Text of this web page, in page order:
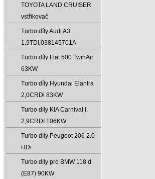
TOYOTA LAND CRUISER
vstřikovač
Turbo díly Audi A3
1.9TDI‚038145701A
Turbo díly Fiat 500 TwinAir
63KW
Turbo díly Hyundai Elantra
2‚0CRDi 83KW
Turbo díly KIA Carnival I.
2‚9CRDI 106KW
Turbo díly Peugeot 206 2.0
HDi
Turbo díly pro BMW 118 d
(E87) 90KW